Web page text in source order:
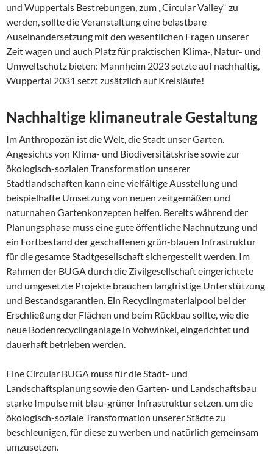
und Wuppertals Bestrebungen, zum „Circular Valley“ zu
werden, sollte die Veranstaltung eine belastbare
Auseinandersetzung mit den wesentlichen Fragen unserer
Zeit wagen und auch Platz für praktischen Klima-, Natur- und
Umweltschutz bieten: Mannheim 2023 setzte auf nachhaltig,
Wuppertal 2031 setzt zusätzlich auf Kreisläufe!
Nachhaltige klimaneutrale Gestaltung
Im Anthropozän ist die Welt, die Stadt unser Garten.
Angesichts von Klima- und Biodiversitätskrise sowie zur
ökologisch-sozialen Transformation unserer
Stadtlandschaften kann eine vielfältige Ausstellung und
beispielhafte Umsetzung von neuen zeitgemäßen und
naturnahen Gartenkonzepten helfen. Bereits während der
Planungsphase muss eine gute öffentliche Nachnutzung und
ein Fortbestand der geschaffenen grün-blauen Infrastruktur
für die gesamte Stadtgesellschaft sichergestellt werden. Im
Rahmen der BUGA durch die Zivilgesellschaft eingerichtete
und umgesetzte Projekte brauchen langfristige Unterstützung
und Bestandsgarantien. Ein Recyclingmaterialpool bei der
Erschließung der Flächen und beim Rückbau sollte, wie die
neue Bodenrecyclinganlage in Vohwinkel, eingerichtet und
dauerhaft betrieben werden.
Eine Circular BUGA muss für die Stadt- und
Landschaftsplanung sowie den Garten- und Landschaftsbau
starke Impulse mit blau-grüner Infrastruktur setzen, um die
ökologisch-soziale Transformation unserer Städte zu
beschleunigen, für diese zu werben und natürlich gemeinsam
umzusetzen.